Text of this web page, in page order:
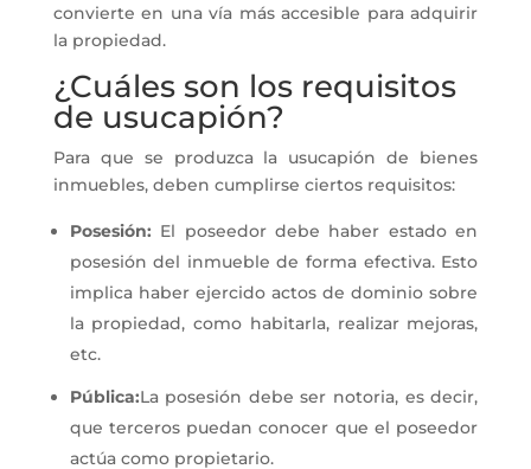
convierte en una vía más accesible para adquirir
la propiedad.
¿Cuáles son los requisitos
de usucapión?
Para que se produzca la usucapión de bienes
inmuebles, deben cumplirse ciertos requisitos:
Posesión: El poseedor debe haber estado en
posesión del inmueble de forma efectiva. Esto
implica haber ejercido actos de dominio sobre
la propiedad, como habitarla, realizar mejoras,
etc.
Pública:La posesión debe ser notoria, es decir,
que terceros puedan conocer que el poseedor
actúa como propietario.